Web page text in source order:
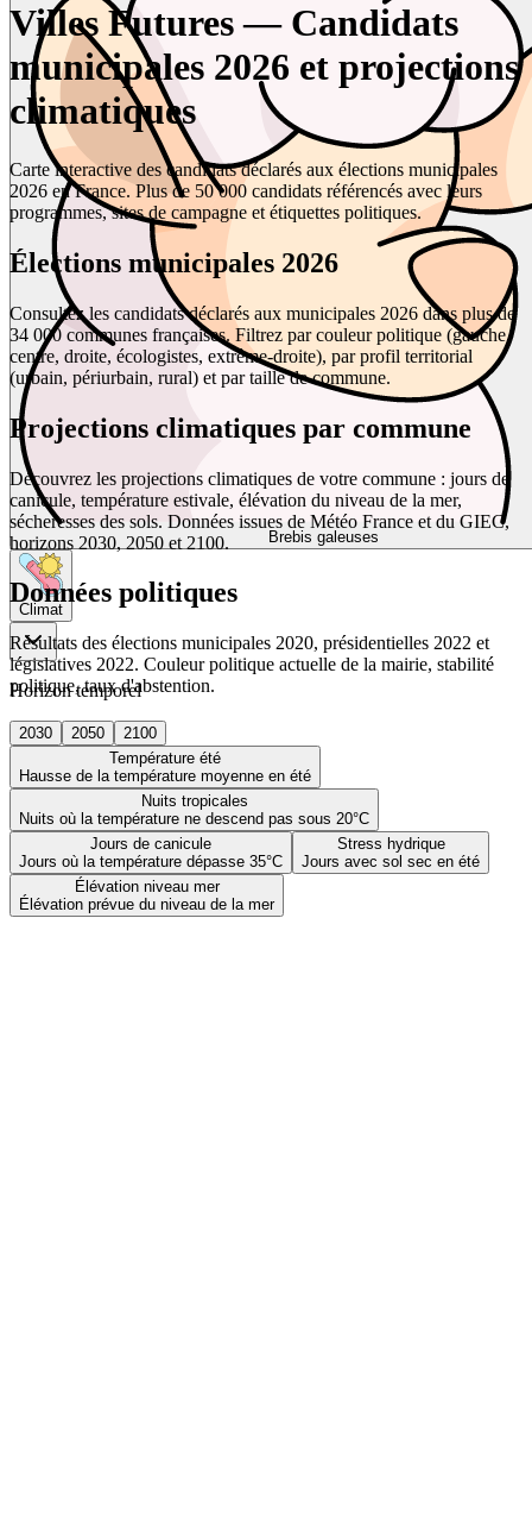
Brebis galeuses
Climat
Horizon temporel
2030 2050
2100
Température été
Hausse de la température moyenne en été
Nuits tropicales
Nuits où la température ne descend pas sous 20°C
Jours de canicule
Jours où la température dépasse 35°C
Stress hydrique
Jours avec sol sec en été
Élévation niveau mer
Élévation prévue du niveau de la mer
Villes Futures — Candidats
municipales 2026 et projections
climatiques
Carte interactive des candidats déclarés aux élections municipales
2026 en France. Plus de 50 000 candidats référencés avec leurs
programmes, sites de campagne et étiquettes politiques.
Élections municipales 2026
Consultez les candidats déclarés aux municipales 2026 dans plus de
34 000 communes françaises. Filtrez par couleur politique (gauche,
centre, droite, écologistes, extrême-droite), par profil territorial
(urbain, périurbain, rural) et par taille de commune.
Projections climatiques par commune
Découvrez les projections climatiques de votre commune : jours de
canicule, température estivale, élévation du niveau de la mer,
sécheresses des sols. Données issues de Météo France et du GIEC,
horizons 2030, 2050 et 2100.
Données politiques
Résultats des élections municipales 2020, présidentielles 2022 et
législatives 2022. Couleur politique actuelle de la mairie, stabilité
politique, taux d'abstention.